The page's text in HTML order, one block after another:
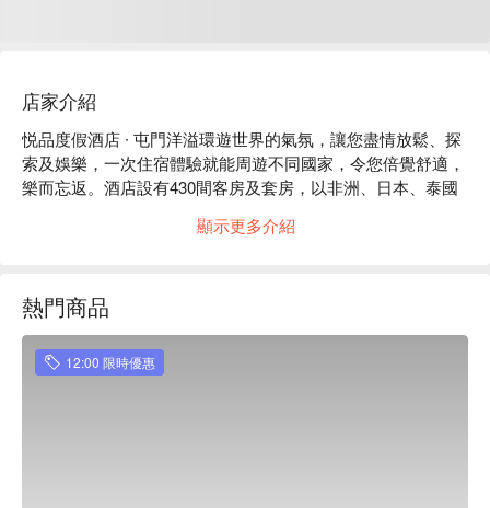
店家介紹
悦品度假酒店 ∙ 屯門洋溢環遊世界的氣氛，讓您盡情放鬆、探
索及娛樂，一次住宿體驗就能周遊不同國家，令您倍覺舒適，
樂而忘返。酒店設有430間客房及套房，以非洲、日本、泰國
姿彩。酒店為無煙酒店，所有房間均配備免費無線上網及智能
顯示更多介紹
熱門商品
12:00 限時優惠